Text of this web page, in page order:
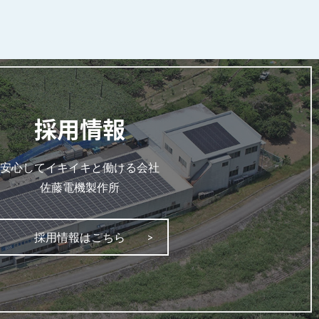
採用情報
安心してイキイキと働ける会社
佐藤電機製作所
採用情報はこちら